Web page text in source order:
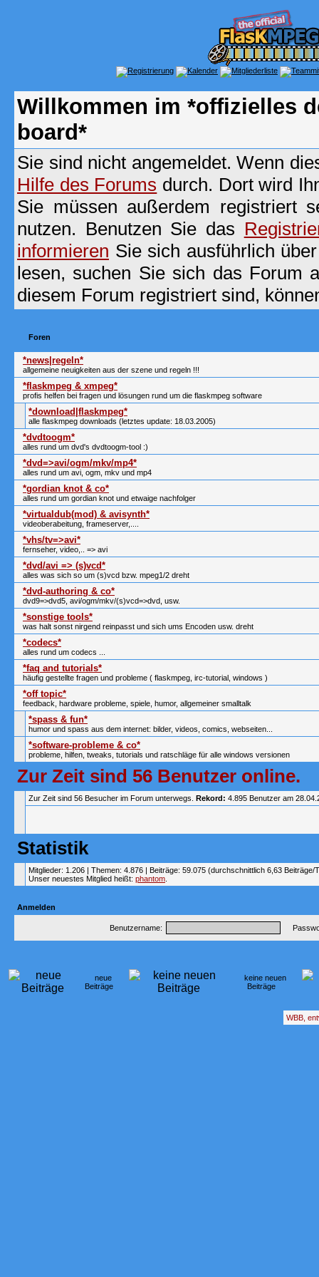
Willkommen im *offizielles
board*
Sie sind nicht angemeldet. Wenn
Hilfe des Forums durch. Dort wird
Sie müssen außerdem registriert
nutzen. Benutzen Sie das
informieren Sie sich ausführlich
lesen, suchen Sie sich das Forum
diesem Forum registriert sind,
Foren
*news|regeln*
allgemeine neuigkeiten aus der szene und regeln !!!
*flaskmpeg & xmpeg*
profis helfen bei fragen und lösungen rund um die flaskmpeg software
*download|flaskmpeg*
alle flaskmpeg downloads (letztes update: 18.03.2005)
*dvdtoogm*
alles rund um dvd's dvdtoogm-tool :)
*dvd=>avi/ogm/mkv/mp4*
alles rund um avi, ogm, mkv und mp4
*gordian knot & co*
alles rund um gordian knot und etwaige nachfolger
*virtualdub(mod) & avisynth*
videoberabeitung, frameserver,....
*vhs/tv=>avi*
fernseher, video,.. => avi
*dvd/avi => (s)vcd*
alles was sich so um (s)vcd bzw. mpeg1/2 dreht
*dvd-authoring & co*
dvd9=>dvd5, avi/ogm/mkv/(s)vcd=>dvd, usw.
*sonstige tools*
was halt sonst nirgend reinpasst und sich ums Encoden usw. dreht
*codecs*
alles rund um codecs ...
*faq and tutorials*
häufig gestellte fragen und probleme ( flaskmpeg, irc-tutorial, windows )
*off topic*
feedback, hardware probleme, spiele, humor, allgemeiner smalltalk
*spass & fun*
humor und spass aus dem internet: bilder, videos, comics, webseiten...
*software-probleme & co*
probleme, hilfen, tweaks, tutorials und ratschläge für alle windows versionen
Zur Zeit sind 56 Benutzer online.
Zur Zeit sind 56 Besucher im Forum unterwegs. Rekord: 4.895 Benutzer am
Statistik
Mitglieder: 1.206 | Themen: 4.876 | Beiträge: 59.075 (durchschnittlich 6,63 Beiträge/
Unser neuestes Mitglied heißt: phantom
Anmelden
Benutzername:
neue
Beiträge
keine neuen
Beiträge
WBB,